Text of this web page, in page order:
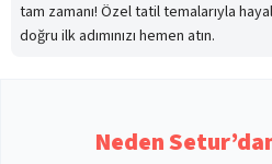
tam zamanı! Özel tatil temalarıyla
doğru ilk adımınızı hemen atın.
Neden